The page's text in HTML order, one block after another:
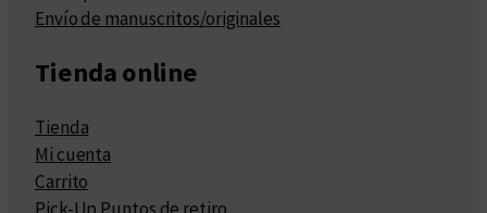
Envío de manuscritos/originales
Tienda online
Tienda
Mi cuenta
Carrito
Pick-Up Puntos de retiro